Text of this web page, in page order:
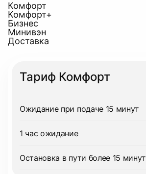
Комфорт
Комфорт+
Бизнес
Минивэн
Доставка
Тариф Комфорт
Ожидание при подаче 15 минут
1 час ожидание
Остановка в пути более 15 минут